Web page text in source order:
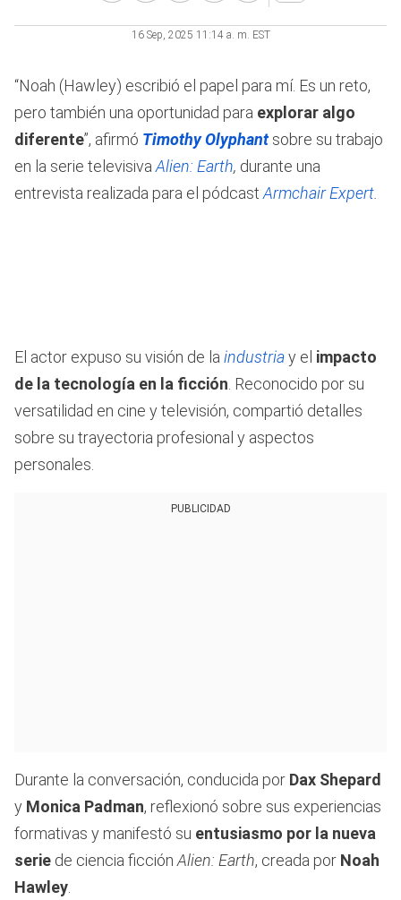
16 Sep, 2025 11:14 a. m. EST
“Noah (Hawley) escribió el papel para mí. Es un reto,
pero también una oportunidad para explorar algo
diferente”, afirmó Timothy Olyphantsobre su trabajo
en la serie televisiva Alien: Earth, durante una
entrevista realizada para el pódcast Armchair Expert
El actor expuso su visión de la industriay el impacto
de la tecnología en la ficción . Reconocido por su
versatilidad en cine y televisión, compartió detalles
sobre su trayectoria profesional y aspectos
personales.
PUBLICIDAD
Durante la conversación, conducida por Dax Shepard
y Monica Padman, reflexionó sobre sus experiencias
formativas y manifestó su entusiasmo por la nueva
serie de ciencia ficción Alien: Earth, creada por Noah
Hawley